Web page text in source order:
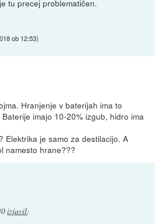
tu precej problematičen.
ob 12:53)
Hranjenje v baterijah ima to
imajo 10-20% izgub, hidro ima
Elektrika je samo za destilacijo. A
namesto hrane???
izjavil: